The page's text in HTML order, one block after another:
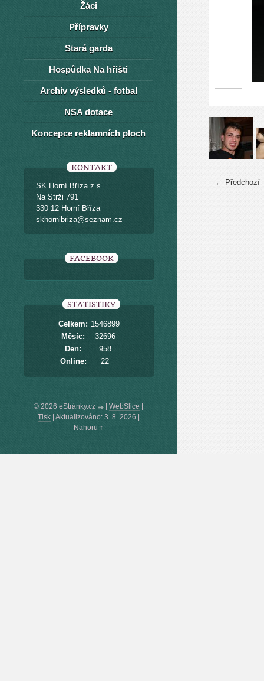
← Předchozí
Žáci
Přípravky
Stará garda
Hospůdka Na hřišti
Archiv výsledků - fotbal
NSA dotace
Koncepce reklamních ploch
KONTAKT
SK Horní Bříza z.s.
Na Strži 791
330 12 Horní Bříza
skhornibriza@seznam.cz
FACEBOOK
STATISTIKY
Online: 22
Celkem: 1546899
Měsíc:
32696
Den:
958
© 2026 eStránky.cz WebSlice
Tisk| Aktualizováno: 3. 8. 2026
Nahoru ↑